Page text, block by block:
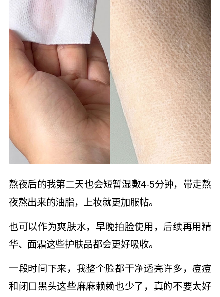
熬夜后的我第二天也会短暂湿敷4-5分钟，带走熬
夜熬出来的油脂，上妆就更加服帖。
也可以作为爽肤水，早晚拍脸使用，后续再用精
华、面霜这些护肤品都会更好吸收。
一段时间下来，我整个脸都干净透亮许多，痘痘
和闭口黑头这些麻麻赖赖也少了，真的不要太好